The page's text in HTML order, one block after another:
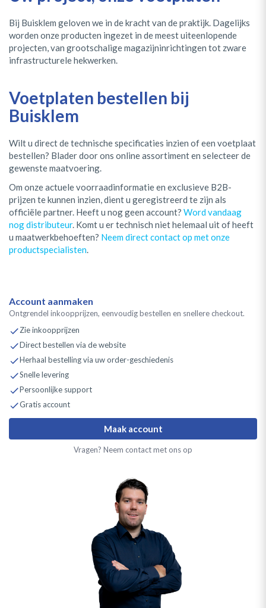
Bij Buisklem geloven we in de kracht van de praktijk. Dagelijks
worden onze producten ingezet in de meest uiteenlopende
projecten, van grootschalige magazijninrichtingen tot zware
infrastructurele hekwerken.
Voetplaten bestellen bij
Buisklem
Wilt u direct de technische specificaties inzien of een voetplaat
bestellen? Blader door ons online assortiment en selecteer de
gewenste maatvoering.
Om onze actuele voorraadinformatie en exclusieve B2B-
prijzen te kunnen inzien, dient u geregistreerd te zijn als
officiële partner. Heeft u nog geen account? Word vandaag
nog distributeur. Komt u er technisch niet helemaal uit of heeft
u maatwerkbehoeften? Neem direct contact op met onze
productspecialisten
Account aanmaken
Ontgrendel inkoopprijzen, eenvoudig bestellen en snellere checkout.
Zie inkoopprijzen
Direct bestellen via de website
Herhaal bestelling via uw order-geschiedenis
Snelle levering
Persoonlijke support
Gratis account
Maak account
Vragen? Neem contact met ons op